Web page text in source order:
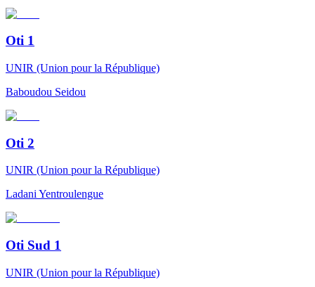
Oti 1
UNIR (Union pour la République)
Baboudou Seidou
Oti 2
UNIR (Union pour la République)
Ladani Yentroulengue
Oti Sud 1
UNIR (Union pour la République)